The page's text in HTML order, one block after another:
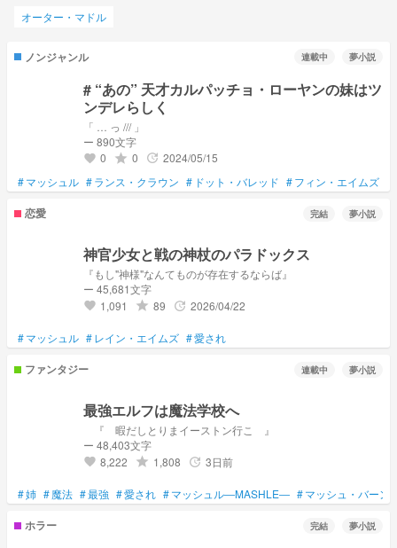
オーター・マドル
ノンジャンル 連載中 夢小説
# “あの” 天才カルパッチョ・ローヤンの妹はツ
ンデレらしく
「 … っ /// 」
ー 890文字
favorite 0 grade 0 update 2024/05/15
#マッシュル #ランス・クラウン # ドット・バレッド #フィン・エイムズ
恋愛 完結 夢小説
神官少女と戦の神杖のパラドックス
『もし"神様"なんてものが存在するならば』
ー 45,681文字
favorite 1,091 grade 89 update 2026/04/22
#マッシュル #レイン・エイムズ #愛され
ファンタジー 連載中 夢小説
最強エルフは魔法学校へ
『 暇だしとりまイーストン行こ 』
ー 48,403文字
favorite 8,222 grade 1,808 update 3日前
#姉 #魔法 #最強 #愛され #マッシュル―MASHLE― #マッシュ・バーン
ホラー 完結 夢小説